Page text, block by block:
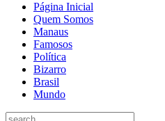
Página Inicial
Quem Somos
Manaus
Famosos
Política
Bizarro
Brasil
Mundo